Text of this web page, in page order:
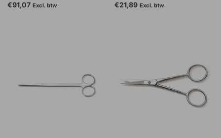
€91,07 Excl. btw €21,89 Excl. btw